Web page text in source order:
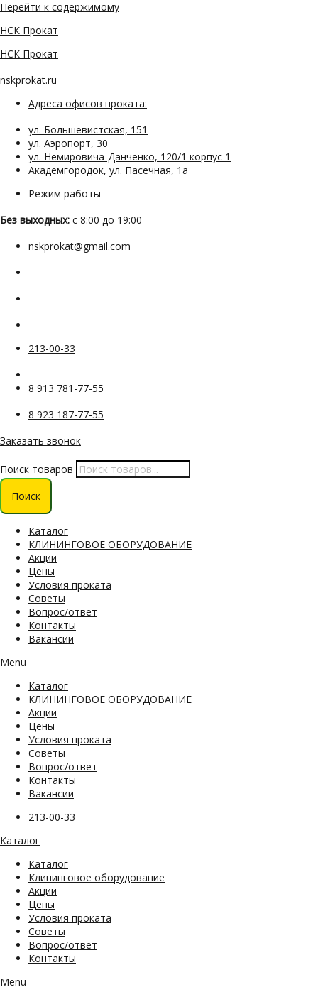
Перейти к содержимому
НСК Прокат
НСК Прокат
nskprokat.ru
Адреса офисов проката:
ул. Большевистская, 151
ул. Аэропорт, 30
ул. Немировича-Данченко, 120/1 корпус 1
Академгородок, ул. Пасечная, 1а
Режим работы
Без выходных: с 8:00 до 19:00
nskprokat@gmail.com
213-00-33
8 913 781-77-55
8 923 187-77-55
Заказать звонок
Поиск товаров
Поиск
Каталог
КЛИНИНГОВОЕ ОБОРУДОВАНИЕ
Акции
Цены
Условия проката
Советы
Вопрос/ответ
Контакты
Вакансии
Menu
Каталог
КЛИНИНГОВОЕ ОБОРУДОВАНИЕ
Акции
Цены
Условия проката
Советы
Вопрос/ответ
Контакты
Вакансии
213-00-33
Каталог
Каталог
Клининговое оборудование
Акции
Цены
Условия проката
Советы
Вопрос/ответ
Контакты
Menu